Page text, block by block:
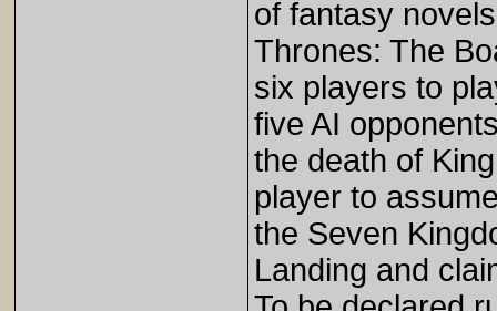
of fantasy
Thrones: The
six players to
five AI
the death of
player to
the Seven
Landing and